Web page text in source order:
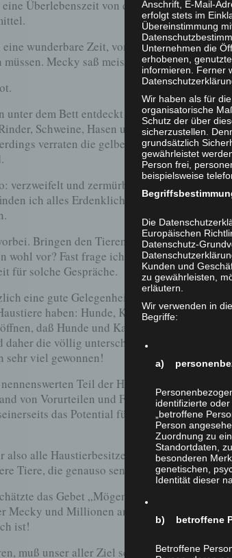
Überlebenszeit von ein bis fünf Tagen
wunderbare Zeit, von der wir wohl beide
müssen. Mecky saß meist den ganzen Tag an
unter dem Bett entdeckt hatte, machte ich
Schweine, Hasen und Hühner
verraten die gelben Marken in den
verzweifelt und zermürbt vom
ich alles Erdenkliche getan hatte. Und
Bringen den Tieren etwas zum Essen,
wohl vor? Fast frage ich schon: „Sind Sie
für solche Gespräche.
eine gute Gelegenheit, um für Tierrechte
haben: Hunde, Katzen usw. Wenn es
daß Hunde und Katzen einerseits und
daher die völlig unterschiedliche Behandlung
sehr viel gewonnen!
Teil der Hunde- und
von Vorurteilen und Fehlinformationen
das Potential für weitergehende
also alle Haustierbesitzer dahingehend, daß
Tiere, die genauso sensibel und
das Gebet „Mögen alle lebende
Mecky und Millionen anderer „Haustiere“
ist!
muß unser aller Ziel sein. Und zwar für
Anschrift, E-Mail-
erfolgt stets im
Übereinstimmung
Unternehmen die
erhobenen,
informieren. Ferner
Wir haben als für
organisatorische
Schutz der über
sicherzustellen.
grundsätzlich
gewährleistet
Person frei,
beispielsweise
Die
Europäischen
Datenschutz-
Kunden und
zu gewährleisten,
erläutern.
Wir verwenden in
Begriffe:
a)
identifizierte
„betroffene
Person
Zuordnung zu
Standortdaten,
besonderen
genetischen,
Identität dieser
b) betroffene
Betroffene